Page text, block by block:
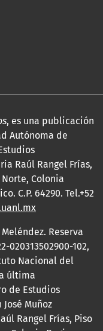
, es una publicación
Autónoma de
Raúl Rangel Frías,
Norte, Colonia
C.P. 64290. Tel.+52
Reserva
020313502900-102,
Nacional del
última
de Estudios
Muñoz
Rangel Frías, Piso